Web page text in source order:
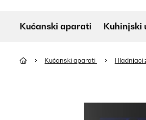
Kućanski aparati Kuhinjski
Kućanski aparati Hladnjaci